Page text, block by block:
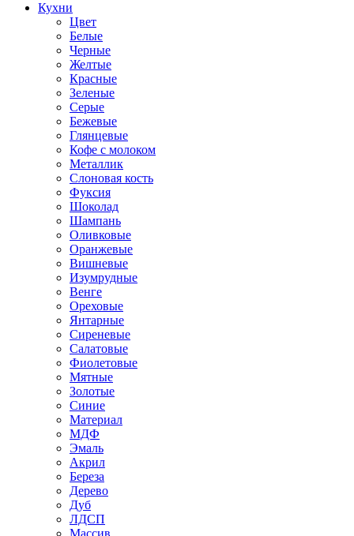
Кухни
Цвет
Белые
Черные
Желтые
Красные
Зеленые
Серые
Бежевые
Глянцевые
Кофе с молоком
Металлик
Слоновая кость
Фуксия
Шоколад
Шампань
Оливковые
Оранжевые
Вишневые
Изумрудные
Венге
Ореховые
Янтарные
Сиреневые
Салатовые
Фиолетовые
Мятные
Золотые
Синие
Материал
МДФ
Эмаль
Акрил
Береза
Дерево
Дуб
ЛДСП
Массив